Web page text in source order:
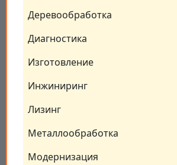
Деревообработка
Диагностика
Изготовление
Инжиниринг
Лизинг
Металлообработка
Модернизация